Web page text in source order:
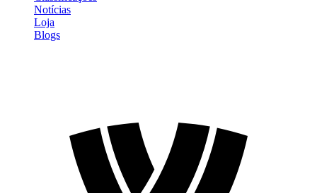
Notícias
Loja
Blogs